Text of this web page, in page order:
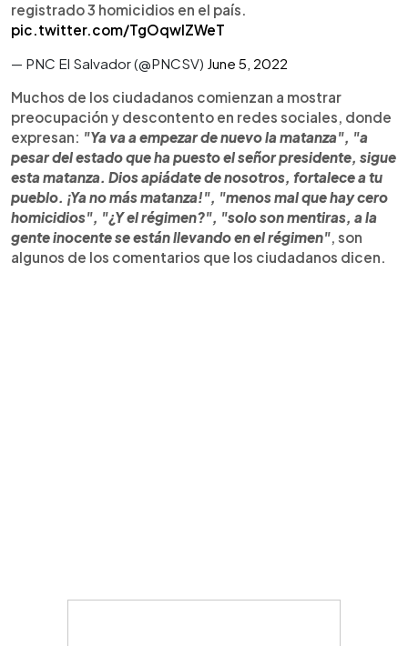
registrado 3 homicidios en el país.
pic.twitter.com/TgOqwlZWeT
— PNC El Salvador (@PNCSV) June 5, 2022
Muchos de los ciudadanos comienzan a mostrar
preocupación y descontento en redes sociales, donde
expresan: "Ya va a empezar de nuevo la matanza", "a
pesar del estado que ha puesto el señor presidente, sigue
esta matanza. Dios apiádate de nosotros, fortalece a tu
pueblo. ¡Ya no más matanza!", "menos mal que hay cero
homicidios", "¿Y el régimen?", "solo son mentiras, a la
gente inocente se están llevando en el régimen", son
algunos de los comentarios que los ciudadanos dicen.